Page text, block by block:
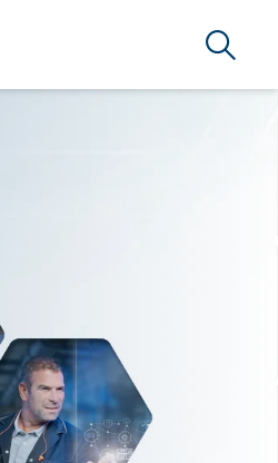
Suche